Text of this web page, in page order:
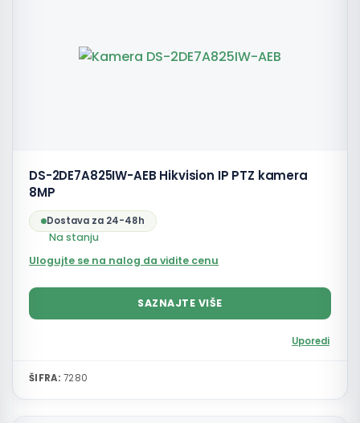
DS-2DE7A825IW-AEB Hikvision IP PTZ kamera
8MP
Dostava za 24-48h
Na stanju
Ulogujte se na nalog da vidite cenu
SAZNAJTE VIŠE
Uporedi
ŠIFRA: 7280